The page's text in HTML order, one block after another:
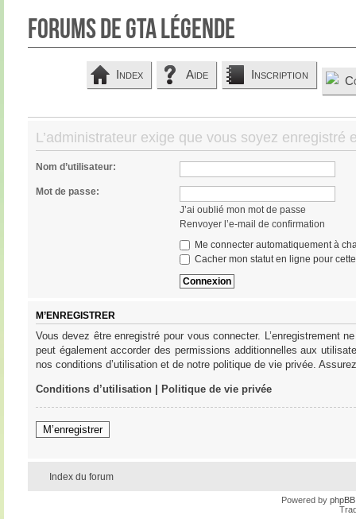
Forums de GTA Légende
Index Aide Inscription
L’administrateur exige que vous soyez
Nom d’utilisateur:
Mot de passe:
J’ai oublié mon mot de passe
Renvoyer l’e-mail de confirmation
Me connecter automatiquement à
Cacher mon statut en ligne pour
M’ENREGISTRER
Vous devez être enregistré pour vous connecter. L’enregistrement
peut également accorder des permissions additionnelles aux
nos conditions d’utilisation et de notre politique de vie privée.
Conditions d’utilisation| Politique de vie privée
M’enregistrer
Index du forum
Powered by phpBB